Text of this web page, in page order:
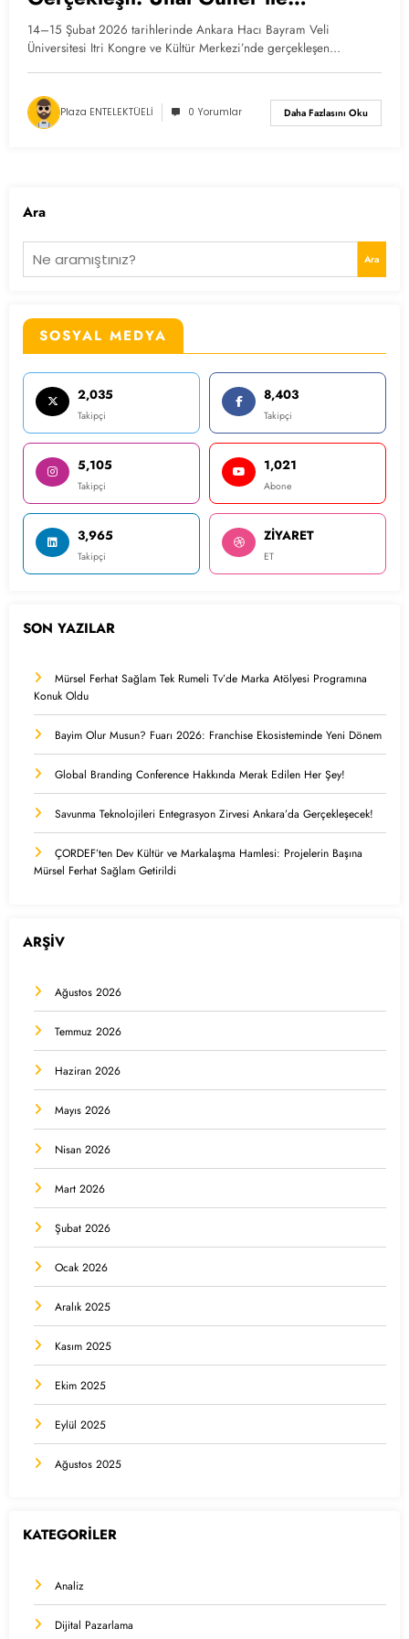
Bildiğinden Öte’ye Kampı
14–15 Şubat 2026 tarihlerinde Ankara Hacı Bayram Veli
Üniversitesi Itri Kongre ve Kültür Merkezi’nde gerçekleşen…
Plaza ENTELEKTÜELİ 0 Yorumlar Daha Fazlasını Oku
Ara
Ara
SOSYAL MEDYA
2,035
Takipçi
8,403
Takipçi
5,105
Takipçi
1,021
Abone
3,965
Takipçi
ZİYARET
ET
SON YAZILAR
Mürsel Ferhat Sağlam Tek Rumeli Tv’de Marka Atölyesi Programına
Konuk Oldu
Bayim Olur Musun? Fuarı 2026: Franchise Ekosisteminde Yeni Dönem
Global Branding Conference Hakkında Merak Edilen Her Şey!
Savunma Teknolojileri Entegrasyon Zirvesi Ankara’da Gerçekleşecek!
ÇORDEF’ten Dev Kültür ve Markalaşma Hamlesi: Projelerin Başına
Mürsel Ferhat Sağlam Getirildi
ARŞİV
Ağustos 2026
Temmuz 2026
Haziran 2026
Mayıs 2026
Nisan 2026
Mart 2026
Şubat 2026
Ocak 2026
Aralık 2025
Kasım 2025
Ekim 2025
Eylül 2025
Ağustos 2025
KATEGORİLER
Analiz
Dijital Pazarlama